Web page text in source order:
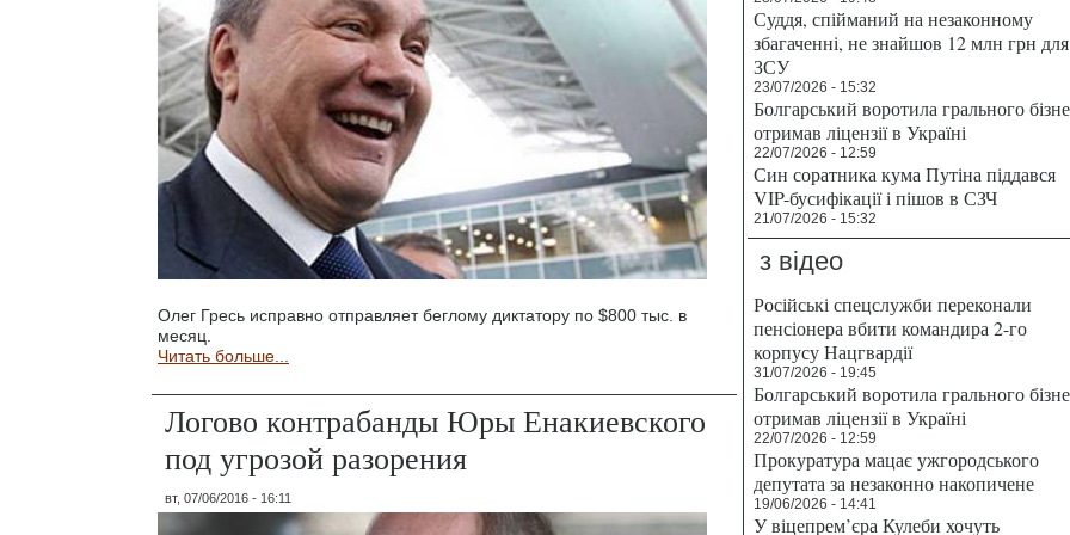
Олег Гресь исправно отправляет беглому диктатору по $800 тыс. в
месяц.
Читать больше...
Логово контрабанды Юры Енакиевского
под угрозой разорения
вт, 07/06/2016 - 16:11
Суддя, спійманий на незаконному
збагаченні, не знайшов 12 млн грн для
ЗСУ
23/07/2026 - 15:32
Болгарський воротила грального
отримав ліцензії в Україні
22/07/2026 - 12:59
Син соратника кума Путіна піддався
VIP-бусифікації і пішов в СЗЧ
21/07/2026 - 15:32
з відео
Російські спецслужби переконали
пенсіонера вбити командира 2-го
корпусу Нацгвардії
31/07/2026 - 19:45
Болгарський воротила грального
отримав ліцензії в Україні
22/07/2026 - 12:59
Прокуратура мацає ужгородського
депутата за незаконно накопичене
19/06/2026 - 14:41
У віцепрем’єра Кулеби хочуть